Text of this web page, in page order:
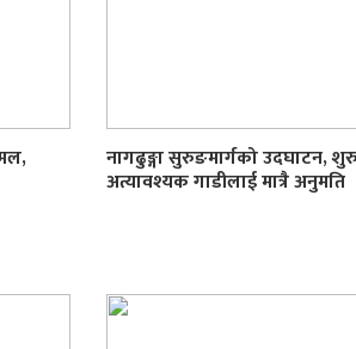
नागढुङ्गा सुरुङमार्गको उदघाटन,
अत्यावश्यक गाडीलाई मात्रै अनुमति